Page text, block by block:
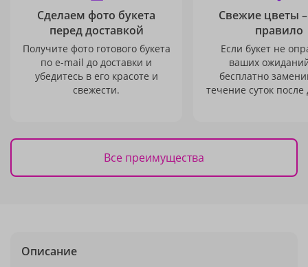
Сделаем фото букета
перед доставкой
Получите фото готового букета
по e-mail до доставки и
убедитесь в его красоте и
свежести.
Свежие цветы
правило
Если букет не
ваших
бесплатно
течение суток после
Все преимущества
Описание